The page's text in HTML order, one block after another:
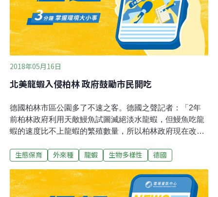
2018年05月16日
北美龍蝦入侵柏林 政府鼓勵市民開吃
德國柏林市區公園多了不速之客。德國之聲記者：「2年
前柏林政府利用天敵鰻魚試圖滅絕淡水龍蝦，但鰻魚吃龍
蝦的速度比不上龍蝦的繁殖數量，所以柏林政府現在改變
不吃，吃植物、小魚也吃蝦子，而且這波龍蝦瘟疫也會威
抓不完，為了有效打擊外來物種，柏林政府乾脆開放捕撈
許可，歡迎市民隨意開吃，光是1個禮拜就捕獲1600隻。
生態保育 外來種 龍蝦 生物多樣性 德國